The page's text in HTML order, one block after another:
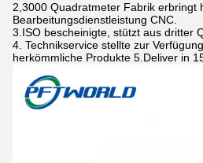
2,3000 Quadratmeter Fabrik erbringt
Bearbeitungsdienstleistung CNC.
3.ISO bescheinigte, stützt aus dritter
4. Technikservice stellte zur Verfügung.
herkömmliche Produkte 5.Deliver in